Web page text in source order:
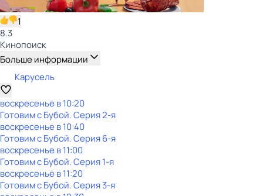
1
8.3
Кинопоиск
Больше информации
Карусель
воскресенье в10:20
Готовим с Бубой. Серия 2-я
воскресенье в10:40
Готовим с Бубой. Серия 6-я
воскресенье в11:00
Готовим с Бубой. Серия 1-я
воскресенье в11:20
Готовим с Бубой. Серия 3-я